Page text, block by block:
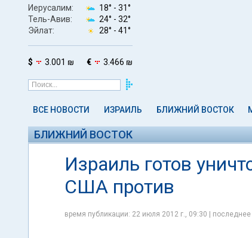
Иерусалим: 18° - 31°
Тель-Авив:
24° - 32°
Эйлат:
28° - 41°
$ 3.001 ₪ € 3.466 ₪
ВСЕ НОВОСТИ ИЗРАИЛЬ БЛИЖНИЙ ВОСТОК
БЛИЖНИЙ ВОСТОК
Израиль готов
США против
время публикации: 22 июля 2012 г., 09:30 |